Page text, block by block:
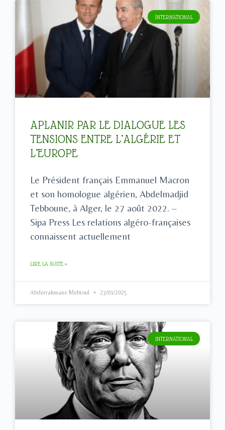
INTERNATIONAL
APLANIR PAR LE DIALOGUE LES
TENSIONS ENTRE L’ALGÉRIE ET
L’EUROPE
Le Président français Emmanuel Macron
et son homologue algérien, Abdelmadjid
Tebboune, à Alger, le 27 août 2022. –
Sipa Press Les relations algéro-françaises
connaissent actuellement
LIRE LA SUITE »
Abderrahmane Mebtoul 23/01/2025
INTERNATIONAL